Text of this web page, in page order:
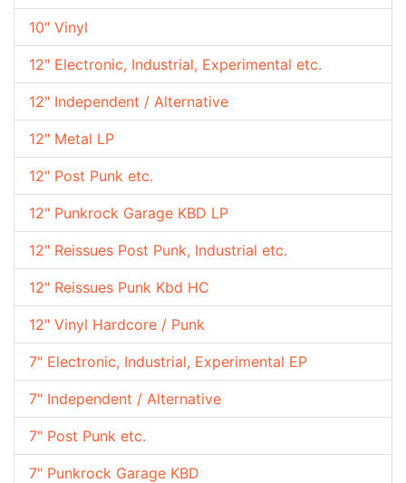
10" Vinyl
12" Electronic, Industrial, Experimental etc.
12" Independent / Alternative
12" Metal LP
12" Post Punk etc.
12" Punkrock Garage KBD LP
12" Reissues Post Punk, Industrial etc.
12" Reissues Punk Kbd HC
12" Vinyl Hardcore / Punk
7" Electronic, Industrial, Experimental EP
7" Independent / Alternative
7" Post Punk etc.
7" Punkrock Garage KBD